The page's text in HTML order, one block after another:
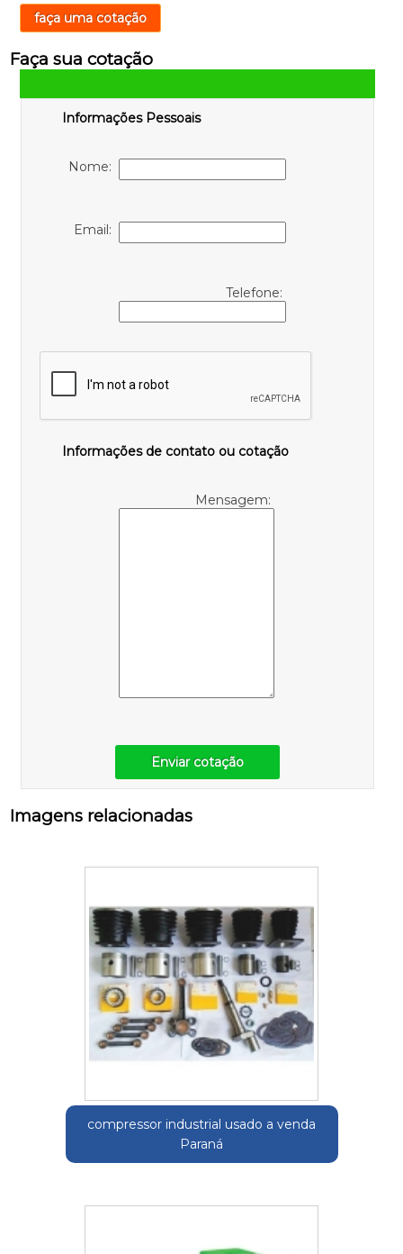
faça uma cotação
Faça sua cotação
Informações Pessoais
Nome:
Email:
Telefone:
Informações de contato ou cotação
Mensagem:
Enviar cotação
Imagens relacionadas
compressor industrial usado a venda
Paraná